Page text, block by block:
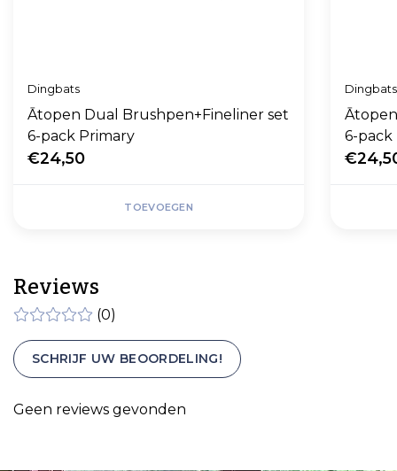
Dingbats
Ātopen Dual Brushpen+Fineliner set
6-pack Primary
€24,50
TOEVOEGEN
Dingbats
6-pack
Reviews
(0)
SCHRIJF UW BEOORDELING!
Geen reviews gevonden